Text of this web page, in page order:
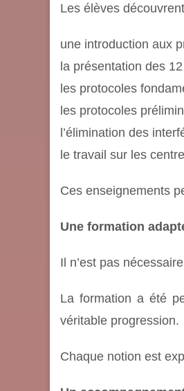
Les élèves
une introduction aux
la présentation des
les protocoles
les protocoles
l’élimination des
le travail sur les
Ces enseignements
Une formation
Il n’est pas
La formation a été
véritable progression.
Chaque notion est